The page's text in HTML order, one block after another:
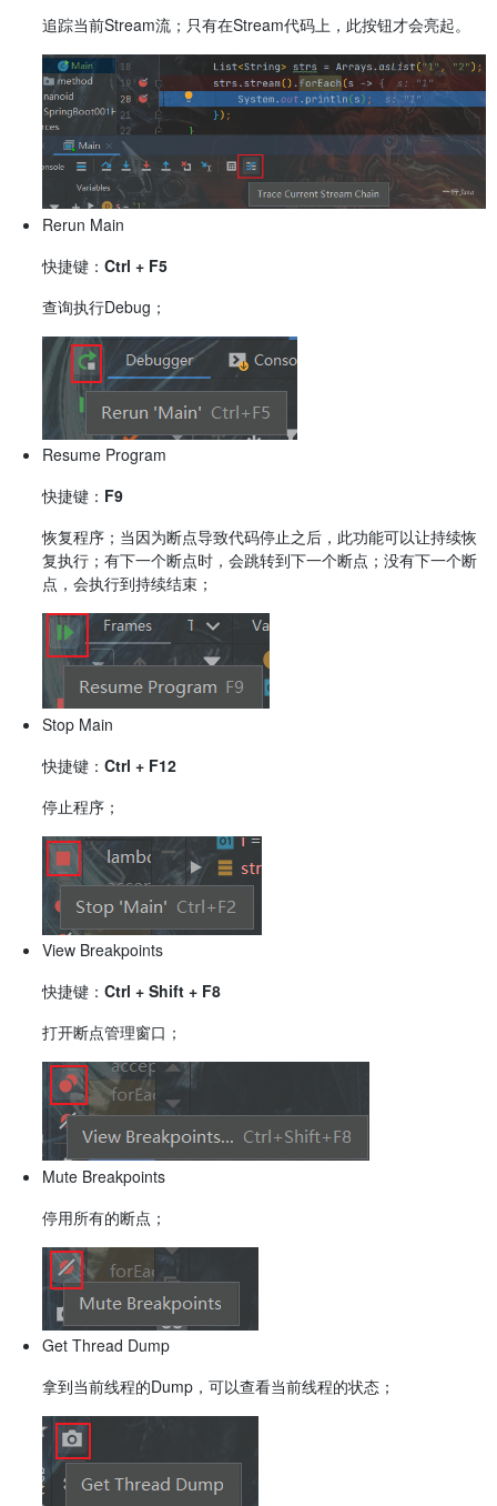
追踪当前Stream流；只有在Stream代码上，此按钮才会亮起。
Rerun Main
快捷键： Ctrl + F5
查询执行Debug；
Resume Program
快捷键： F9
恢复程序；当因为断点导致代码停止之后，此功能可以让持续恢
复执行；有下一个断点时，会跳转到下一个断点；没有下一个断
点，会执行到持续结束；
Stop Main
快捷键： Ctrl + F12
停止程序；
View Breakpoints
快捷键： Ctrl + Shift + F8
打开断点管理窗口；
Mute Breakpoints
停用所有的断点；
Get Thread Dump
拿到当前线程的Dump，可以查看当前线程的状态；